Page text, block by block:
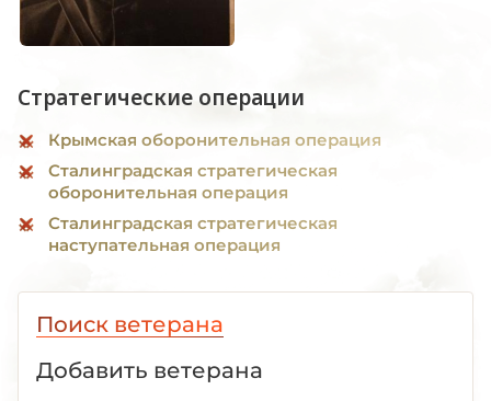
Стратегические операции
Крымская оборонительная операция
Сталинградская стратегическая
оборонительная операция
Сталинградская стратегическая
наступательная операция
Поиск ветерана
Добавить ветерана